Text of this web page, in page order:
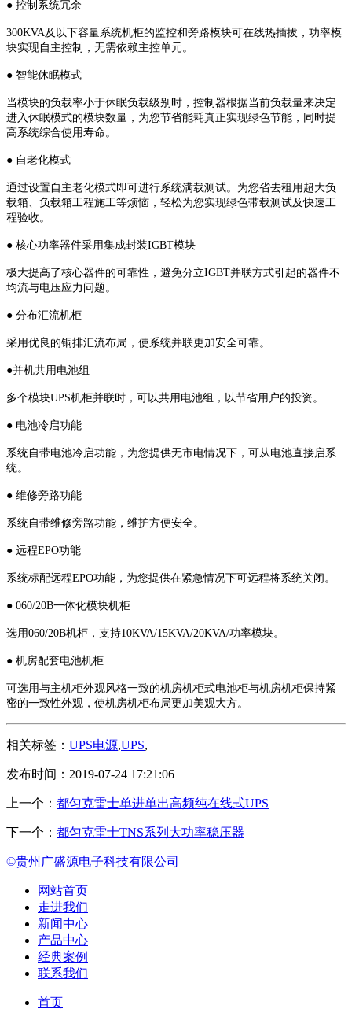
● 控制系统冗余
300KVA及以下容量系统机柜的监控和旁路模块可在线热插拔，功率模
块实现自主控制，无需依赖主控单元。
● 智能休眠模式
当模块的负载率小于休眠负载级别时，控制器根据当前负载量来决定
进入休眠模式的模块数量，为您节省能耗真正实现绿色节能，同时提
高系统综合使用寿命。
● 自老化模式
通过设置自主老化模式即可进行系统满载测试。为您省去租用超大负
载箱、负载箱工程施工等烦恼，轻松为您实现绿色带载测试及快速工
程验收。
● 核心功率器件采用集成封装IGBT模块
极大提高了核心器件的可靠性，避免分立IGBT并联方式引起的器件不
均流与电压应力问题。
● 分布汇流机柜
采用优良的铜排汇流布局，使系统并联更加安全可靠。
●并机共用电池组
多个模块UPS机柜并联时，可以共用电池组，以节省用户的投资。
● 电池冷启功能
系统自带电池冷启功能，为您提供无市电情况下，可从电池直接启系
统。
● 维修旁路功能
系统自带维修旁路功能，维护方便安全。
● 远程EPO功能
系统标配远程EPO功能，为您提供在紧急情况下可远程将系统关闭。
● 060/20B一体化模块机柜
选用060/20B机柜，支持10KVA/15KVA/20KVA/功率模块。
● 机房配套电池机柜
可选用与主机柜外观风格一致的机房机柜式电池柜与机房机柜保持紧
密的一致性外观，使机房机柜布局更加美观大方。
相关标签： UPS电源,UPS,
发布时间：2019-07-24 17:21:06
上一个： 都匀克雷士单进单出高频纯在线式UPS
下一个： 都匀克雷士TNS系列大功率稳压器
©贵州广盛源电子科技有限公司
网站首页
走进我们
新闻中心
产品中心
经典案例
联系我们
首页